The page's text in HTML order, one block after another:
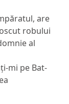
are
robului
al
mi pe Bat-